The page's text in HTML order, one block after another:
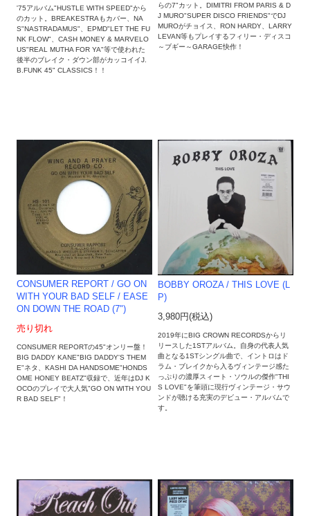
'75アルバム"HUSTLE WITH SPEED"から
のカット。BREAKESTRAもカバー、NA
S"NASTRADAMUS"、EPMD"LET THE FU
NK FLOW"、CASH MONEY & MARVELO
US"REAL MUTHA FOR YA"等で使われた
後半のブレイク・ダウン部がカッコイイJ.
B.FUNK 45" CLASSICS！！
らの7"カット。DIMITRI FROM PARIS & D
J MURO"SUPER DISCO FRIENDS"でDJ
MUROがチョイス、RON HARDY、LARRY
LEVAN等もプレイするフィリー・ディスコ
～ブギー～GARAGE快作！
CONSUMER REPORT / GO ON
WITH YOUR BAD SELF / EASE
ON DOWN THE ROAD (7")
売り切れ
CONSUMER REPORTの45"オンリー盤！
BIG DADDY KANE"BIG DADDY'S THEM
E"ネタ、KASHI DA HANDSOME"HONDS
OME HONEY BEATZ"収録で、近年はDJ K
OCOのプレイで大人気"GO ON WITH YOU
R BAD SELF"！
BOBBY OROZA / THIS LOVE (L
P)
3,980円(税込)
2019年にBIG CROWN RECORDSからリ
リースした1STアルバム。自身の代表人気
曲となる1STシングル曲で、イントロはド
ラム・ブレイクから入るヴィンテージ感た
っぷりの濃厚スィート・ソウルの傑作"THI
S LOVE"を筆頭に現行ヴィンテージ・サウ
ンドが聴ける充実のデビュー・アルバムで
す。